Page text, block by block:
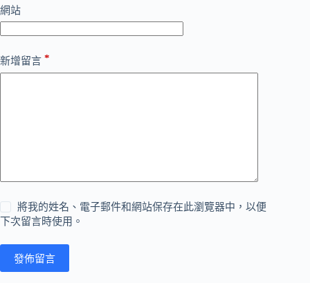
網站
新增留言 *
將我的姓名、電子郵件和網站保存在此瀏覽器中，以便
下次留言時使用。
發佈留言